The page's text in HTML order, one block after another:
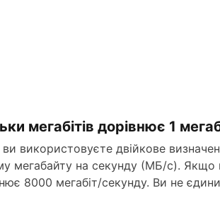
мегабітів дорівнює 1
використовуєте двійкове
мегабайту на секунду (МБ/с). Якщо
8000 мегабіт/секунду. Ви не